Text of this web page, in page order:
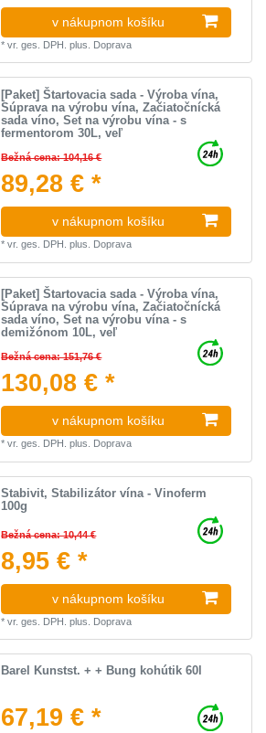
v nákupnom košíku
*vr. ges. DPH. plus. Doprava
[Paket] Štartovacia sada - Výroba vína,
Súprava na výrobu vína, Začiatočnícká
sada víno, Set na výrobu vína - s
fermentorom 30L, veľ
Bežná cena: 104,16 €
89,28 € *
v nákupnom košíku
*vr. ges. DPH. plus. Doprava
[Paket] Štartovacia sada - Výroba vína,
Súprava na výrobu vína, Začiatočnícká
sada víno, Set na výrobu vína - s
demižónom 10L, veľ
Bežná cena: 151,76 €
130,08 € *
v nákupnom košíku
*vr. ges. DPH. plus. Doprava
Stabivit, Stabilizátor vína - Vinoferm
100g
Bežná cena: 10,44 €
8,95 € *
v nákupnom košíku
*vr. ges. DPH. plus. Doprava
Barel Kunstst. + + Bung kohútik 60l
67,19 € *